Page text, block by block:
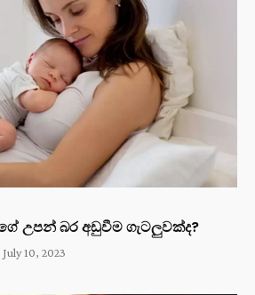
උපන් බර අඩුවීම ගැටලුවක්ද?
July 10, 2023